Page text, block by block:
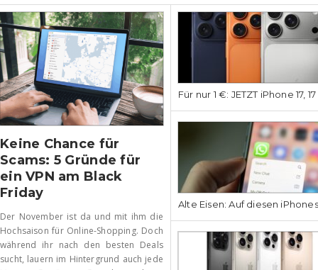
Keine Chance für
Scams: 5 Gründe für
ein VPN am Black
Friday
Der November ist da und mit ihm die
Hochsaison für Online-Shopping. Doch
während ihr nach den besten Deals
sucht, lauern im Hintergrund auch jede
Für nur 1 €: JETZT iPhone 17,
Alte Eisen: Auf diesen